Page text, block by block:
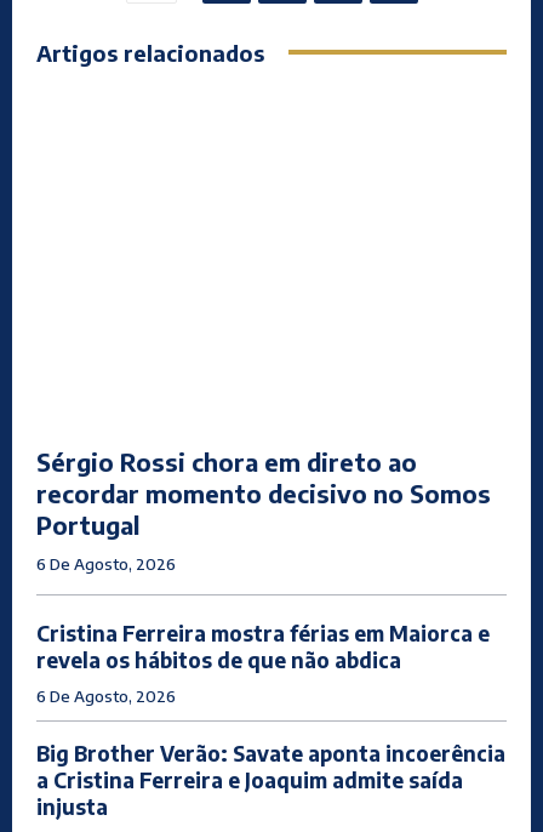
Artigos relacionados
Sérgio Rossi chora em direto ao
recordar momento decisivo no Somos
Portugal
6 De Agosto, 2026
Cristina Ferreira mostra férias em Maiorca e
revela os hábitos de que não abdica
6 De Agosto, 2026
Big Brother Verão: Savate aponta incoerência
a Cristina Ferreira e Joaquim admite saída
injusta